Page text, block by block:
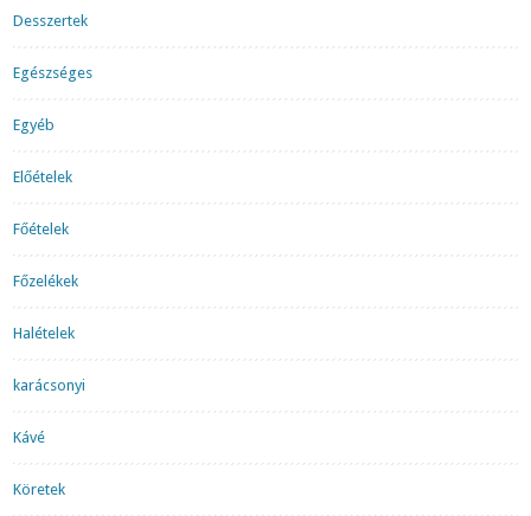
Desszertek
Egészséges
Egyéb
Előételek
Főételek
Főzelékek
Halételek
karácsonyi
Kávé
Köretek